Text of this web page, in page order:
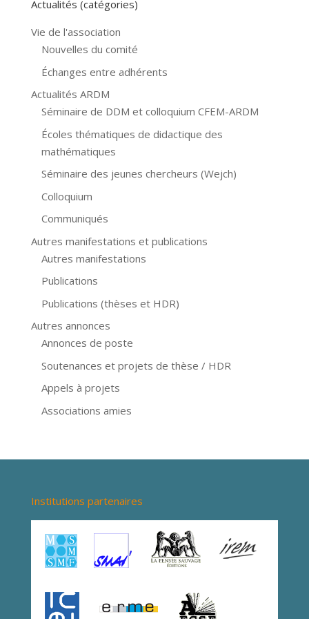
Actualités (catégories)
Vie de l'association
Nouvelles du comité
Échanges entre adhérents
Actualités ARDM
Séminaire de DDM et colloquium CFEM-ARDM
Écoles thématiques de didactique des
mathématiques
Séminaire des jeunes chercheurs (Wejch)
Colloquium
Communiqués
Autres manifestations et publications
Autres manifestations
Publications
Publications (thèses et HDR)
Autres annonces
Annonces de poste
Soutenances et projets de thèse / HDR
Appels à projets
Associations amies
Institutions partenaires